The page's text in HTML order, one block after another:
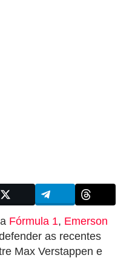
Fórmula 1, Emerson
as recentes
Max Verstappen e